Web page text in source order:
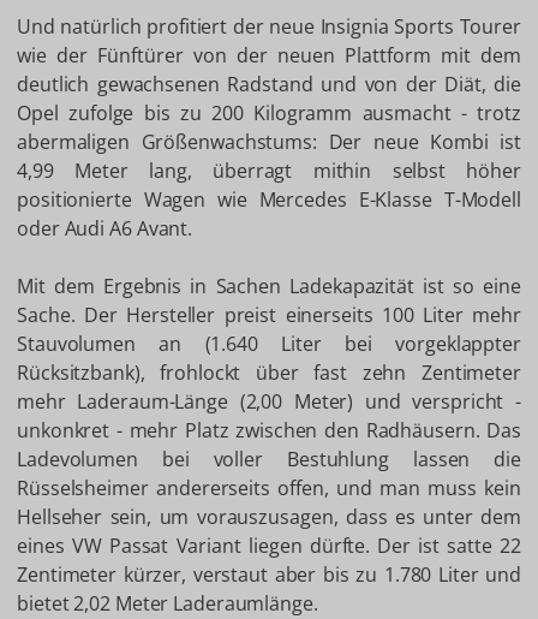
Und natürlich profitiert der neue Insignia Sports Tourer
wie der Fünftürer von der neuen Plattform mit dem
deutlich gewachsenen Radstand und von der Diät, die
Opel zufolge bis zu 200 Kilogramm ausmacht - trotz
abermaligen Größenwachstums: Der neue Kombi ist
4,99 Meter lang, überragt mithin selbst höher
positionierte Wagen wie Mercedes E-Klasse T-Modell
oder Audi A6 Avant.
Mit dem Ergebnis in Sachen Ladekapazität ist so eine
Sache. Der Hersteller preist einerseits 100 Liter mehr
Stauvolumen an (1.640 Liter bei vorgeklappter
Rücksitzbank), frohlockt über fast zehn Zentimeter
mehr Laderaum-Länge (2,00 Meter) und verspricht -
unkonkret - mehr Platz zwischen den Radhäusern. Das
Ladevolumen bei voller Bestuhlung lassen die
Rüsselsheimer andererseits offen, und man muss kein
Hellseher sein, um vorauszusagen, dass es unter dem
eines VW Passat Variant liegen dürfte. Der ist satte 22
Zentimeter kürzer, verstaut aber bis zu 1.780 Liter und
bietet 2,02 Meter Laderaumlänge.